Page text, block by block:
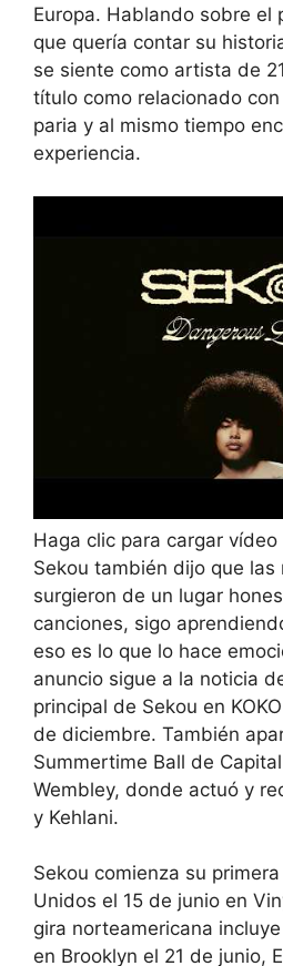
Europa. Hablando sobre el
que quería contar su
se siente como artista de
título como relacionado
paria y al mismo tiempo
experiencia.
Haga clic para cargar vídeo
Sekou también dijo que las
surgieron de un lugar
canciones, sigo
eso es lo que lo hace
anuncio sigue a la noticia
principal de Sekou en
de diciembre. También
Summertime Ball de
Wembley, donde actuó y
y Kehlani.
Sekou comienza su
Unidos el 15 de junio en
gira norteamericana
en Brooklyn el 21 de junio,